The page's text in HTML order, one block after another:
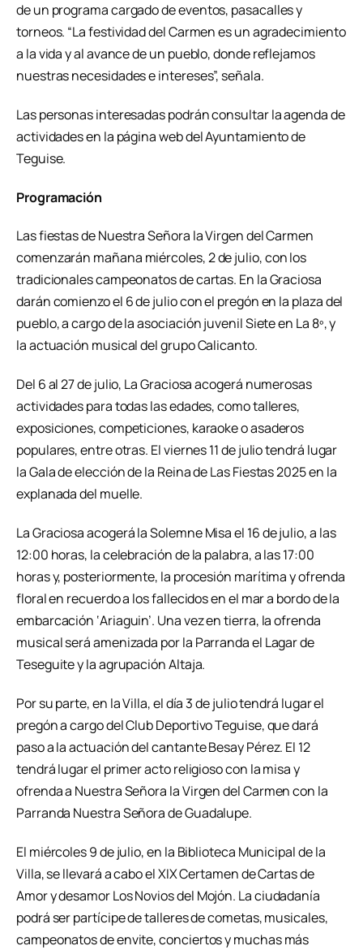
de un programa cargado de eventos, pasacalles y
torneos. “La festividad del Carmen es un agradecimiento
a la vida y al avance de un pueblo, donde reflejamos
nuestras necesidades e intereses”, señala.
Las personas interesadas podrán consultar la agenda de
actividades en la página web del Ayuntamiento de
Teguise.
Programación
Las fiestas de Nuestra Señora la Virgen del Carmen
comenzarán mañana miércoles, 2 de julio, con los
tradicionales campeonatos de cartas. En la Graciosa
darán comienzo el 6 de julio con el pregón en la plaza del
pueblo, a cargo de la asociación juvenil Siete en La 8º, y
la actuación musical del grupo Calicanto.
Del 6 al 27 de julio, La Graciosa acogerá numerosas
actividades para todas las edades, como talleres,
exposiciones, competiciones, karaoke o asaderos
populares, entre otras. El viernes 11 de julio tendrá lugar
la Gala de elección de la Reina de Las Fiestas 2025 en la
explanada del muelle.
La Graciosa acogerá la Solemne Misa el 16 de julio, a las
12:00 horas, la celebración de la palabra, a las 17:00
horas y, posteriormente, la procesión marítima y ofrenda
floral en recuerdo a los fallecidos en el mar a bordo de la
embarcación ‘Ariaguin’. Una vez en tierra, la ofrenda
musical será amenizada por la Parranda el Lagar de
Teseguite y la agrupación Altaja.
Por su parte, en la Villa, el día 3 de julio tendrá lugar el
pregón a cargo del Club Deportivo Teguise, que dará
paso a la actuación del cantante Besay Pérez. El 12
tendrá lugar el primer acto religioso con la misa y
ofrenda a Nuestra Señora la Virgen del Carmen con la
Parranda Nuestra Señora de Guadalupe.
El miércoles 9 de julio, en la Biblioteca Municipal de la
Villa, se llevará a cabo el XIX Certamen de Cartas de
Amor y desamor Los Novios del Mojón. La ciudadanía
podrá ser partícipe de talleres de cometas, musicales,
campeonatos de envite, conciertos y muchas más